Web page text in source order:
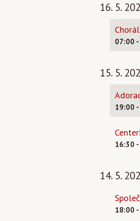
16. 5.
07:00
15. 5.
19:00
16:30
14. 5.
18:00